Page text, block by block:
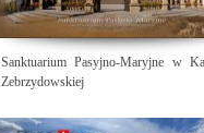
Sanktuarium Pasyjno-Maryjne w
Zebrzydowskiej